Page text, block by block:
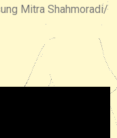
Mitra Shahmoradi/